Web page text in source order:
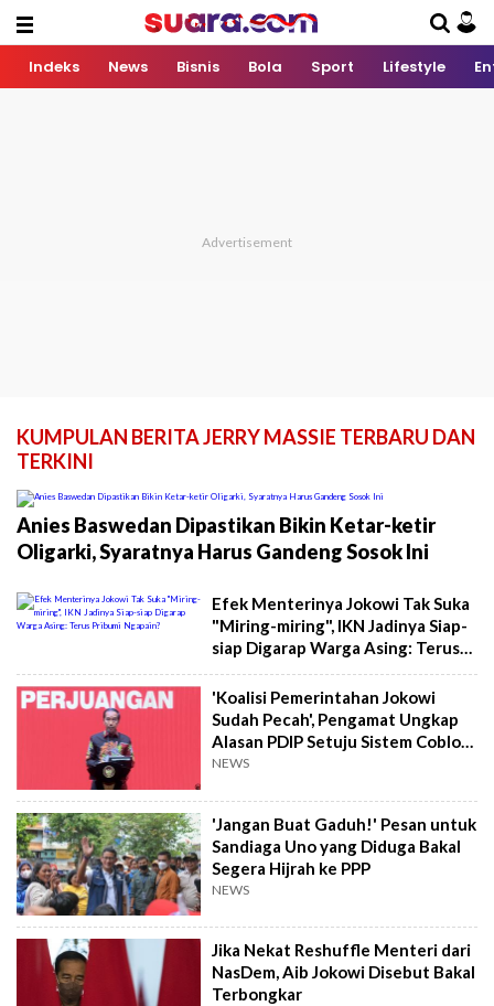
Indeks News Bisnis Bola Sport Lifestyle
KUMPULAN BERITA JERRY MASSIE TERBARU DAN
TERKINI
Anies Baswedan Dipastikan Bikin Ketar-ketir
Oligarki, Syaratnya Harus Gandeng Sosok Ini
Efek Menterinya Jokowi Tak Suka
"Miring-miring", IKN Jadinya Siap-
siap Digarap Warga Asing: Terus
Pribumi Ngapain?
'Koalisi Pemerintahan Jokowi
Sudah Pecah', Pengamat Ungkap
Alasan PDIP Setuju Sistem Coblos
Logo Partai
NEWS
'Jangan Buat Gaduh!' Pesan untuk
Sandiaga Uno yang Diduga Bakal
Segera Hijrah ke PPP
NEWS
Jika Nekat Reshuffle Menteri dari
NasDem, Aib Jokowi Disebut Bakal
Terbongkar